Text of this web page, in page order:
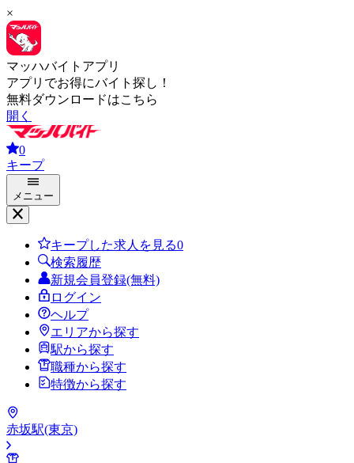
×
マッハバイトアプリ
アプリでお得にバイト探し！
無料ダウンロードはこちら
開く
0
キープ
メニュー
キープした求人を見る0
検索履歴
新規会員登録(無料)
ログイン
ヘルプ
エリアから探す
駅から探す
職種から探す
特徴から探す
赤坂駅(東京)